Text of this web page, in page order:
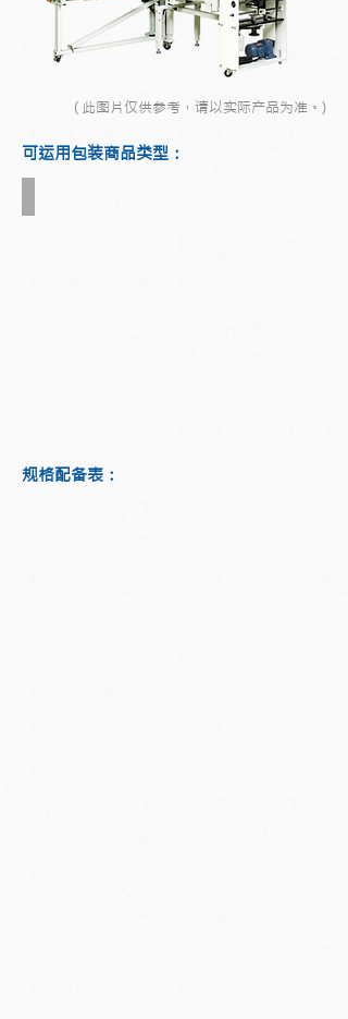
( 此图片仅供参考，请以实际产品为准。)
可运用包装商品类型：
规格配备表：